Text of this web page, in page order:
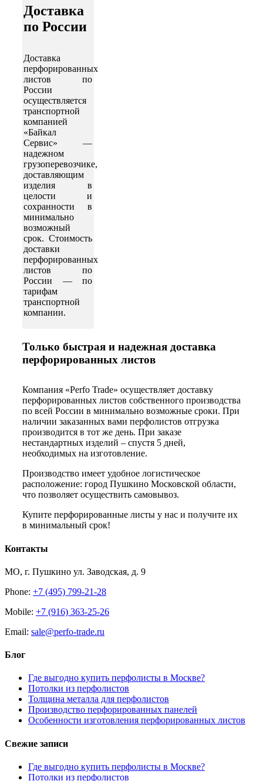
Доставка
по России
Доставка
перфорированных
листов по
России
осуществляется
транспортной
компанией
«Байкал
Сервис» —
надежном
грузоперевозчике,
доставляющим
изделия в
целости и
сохранности в
минимально
возможный
срок. Стоимость
доставки
перфорированных
листов по
России — по
тарифам
транспортной
компании.
Только быстрая и надежная доставка
перфорированных листов
Компания «Perfo Trade» осуществляет доставку
перфорированных листов собственного производства
по всей России в минимально возможные сроки. При
наличии заказанных вами перфолистов отгрузка
производится в тот же день. При заказе
нестандартных изделий – спустя 5 дней,
необходимых на изготовление.
Производство имеет удобное логистическое
расположение: город Пушкино Московской области,
что позволяет осуществить самовывоз.
Купите перфорированные листы у нас и получите их
в минимальный срок!
Контакты
МО, г. Пушкино ул. Заводская, д. 9
Phone: +7 (495) 799-21-28
Mobile: +7 (916) 363-25-26
Email: sale@perfo-trade.ru
Блог
Где выгодно купить перфолисты в Москве?
Потолки из перфолистов
Толщина металла для перфолистов
Производство перфорированных панелей
Особенности изготовления перфорированных листов
Свежие записи
Где выгодно купить перфолисты в Москве?
Потолки из перфолистов